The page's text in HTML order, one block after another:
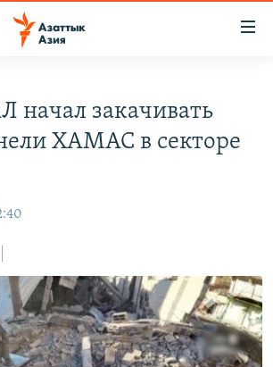
РС
начал закачивать
ХАМАС в секторе